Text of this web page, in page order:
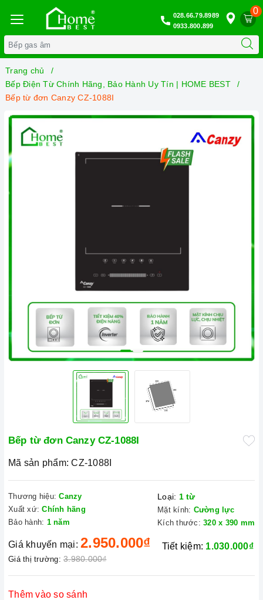
0
028.66.79.8989
0933.800.899
Trang chủ
Bếp Điện Từ Chính Hãng, Bảo Hành Uy Tín | HOME BEST
Bếp từ đơn Canzy CZ-1088I
Bếp từ đơn Canzy CZ-1088I
Mã sản phẩm: CZ-1088I
Thương hiệu: Canzy
Xuất xứ: Chính hãng
Bảo hành: 1 năm
Loại: 1 từ
Mặt kính: Cường lực
Kích thước: 320 x 390 mm
Giá khuyến mại: 2.950.000₫
Giá thị trường: 3.980.000₫
Tiết kiệm: 1.030.000₫
Thêm vào so sánh